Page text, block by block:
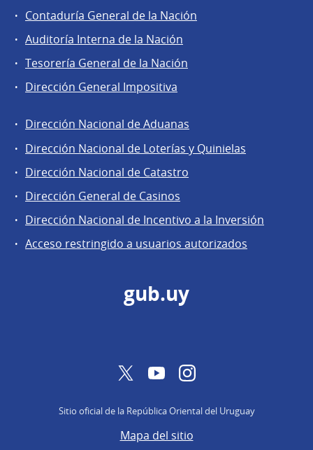
Contaduría General de la Nación
Auditoría Interna de la Nación
Tesorería General de la Nación
Dirección General Impositiva
Áreas
de
la
Dirección
General
de
Secretaría
Dirección Nacional de Aduanas
Dirección Nacional de Loterías y Quinielas
Dirección Nacional de Catastro
Dirección General de Casinos
Dirección Nacional de Incentivo a la Inversión
Acceso restringido a usuarios autorizados
gub.uy
TwitterYouTubeInstagram
Sitio oficial de la República Oriental del Uruguay
Mapa del sitio